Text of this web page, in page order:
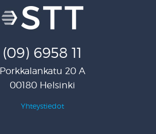
(09) 6958 11
Porkkalankatu 20 A
00180 Helsinki
Yhteystiedot